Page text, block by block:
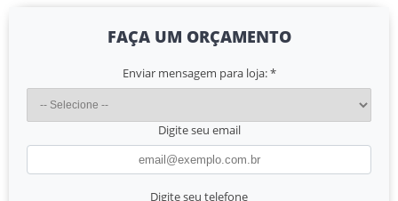
FAÇA UM ORÇAMENTO
Enviar mensagem para loja:*
Digite seu email
Digite seu telefone